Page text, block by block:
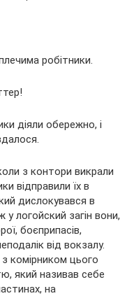
робітники.
діяли обережно, і
з контори викрали
відправили їх в
дислокувався в
логойский загін вони,
боєприпасів,
від вокзалу.
комірником цього
який називав себе
на